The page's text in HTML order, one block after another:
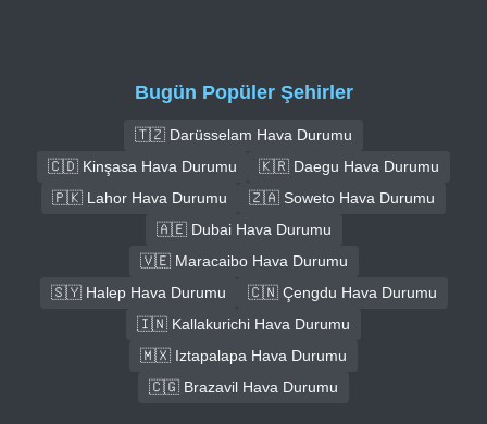
Bugün Popüler Şehirler
🇹🇿 Darüsselam Hava Durumu
🇨🇩 Kinşasa Hava Durumu
🇰🇷 Daegu Hava Durumu
🇵🇰 Lahor Hava Durumu
🇿🇦 Soweto Hava Durumu
🇦🇪 Dubai Hava Durumu
🇻🇪 Maracaibo Hava Durumu
🇸🇾 Halep Hava Durumu
🇨🇳 Çengdu Hava Durumu
🇮🇳 Kallakurichi Hava Durumu
🇲🇽 Iztapalapa Hava Durumu
🇨🇬 Brazavil Hava Durumu